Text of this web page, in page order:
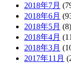
2018年7月
2018年6月
2018年5月 (8)
2018年4月
2018年3月
2017年11月